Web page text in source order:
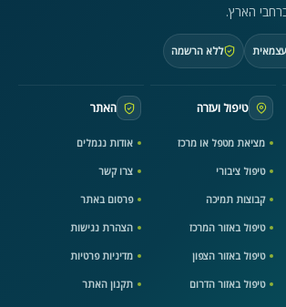
הארץ.
ללא הרשמה
טיפול ועזרה
מציאת מטפל או מרכז
טיפול ציבורי
קבוצות תמיכה
טיפול באזור המרכז
טיפול באזור הצפון
טיפול באזור הדרום
האתר
אודות נגמלים
צרו קשר
פרסום באתר
הצהרת נגישות
מדיניות פרטיות
תקנון האתר